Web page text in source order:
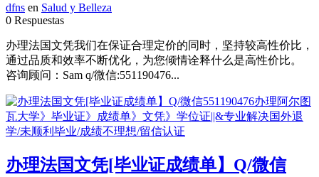
dfns en Salud y Belleza
0 Respuestas
办理法国文凭我们在保证合理定价的同时，坚持较高性价比，
通过品质和效率不断优化，为您倾情诠释什么是高性价比。
咨询顾问：Sam q/微信:551190476...
办理法国文凭[毕业证成绩单】Q/微信